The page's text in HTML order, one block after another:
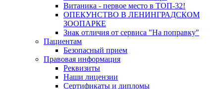
Витаника - первое место в ТОП-32!
ОПЕКУНСТВО В ЛЕНИНГРАДСКОМ
ЗООПАРКЕ
Знак отличия от сервиса "На поправку"
Пациентам
Безопасный прием
Правовая информация
Реквизиты
Наши лицензии
Сертификаты и дипломы